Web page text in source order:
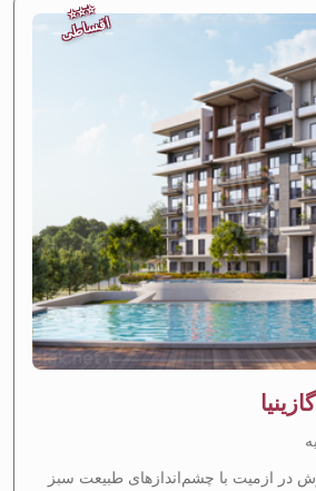
⭐
⭐
⭐
اقساطی
در ازمیت با چشم‌اندازهای طبیعت سبز